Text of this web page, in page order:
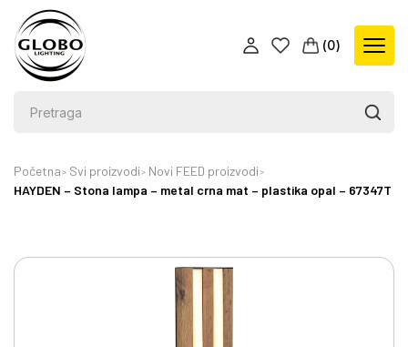
(0)
Početna Svi proizvodi
Novi FEED proizvodi
HAYDEN – Stona lampa – metal crna mat – plastika opal – 67347T